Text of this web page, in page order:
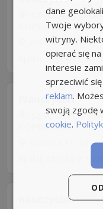
SZKOŁA
KOPERNIKA
Zielonka+11km
Aplikuj szybko z
Nauczyciel
SZKOŁA
KOPERNIKA
+11km
nauczyciel
dane
Twoje
witryny.
opierać się
interesie
sprzeciwić
reklam.
swoją zgodę
cookie.